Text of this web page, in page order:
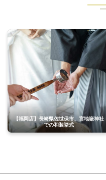
【福岡店】長崎県佐世保市、宮地嶽神社
での和装挙式